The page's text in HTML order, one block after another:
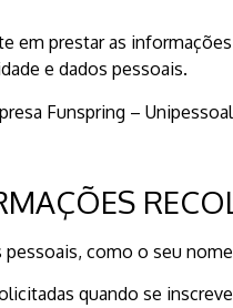
em prestar as
e dados pessoais.
Funspring –
como o seu
quando se